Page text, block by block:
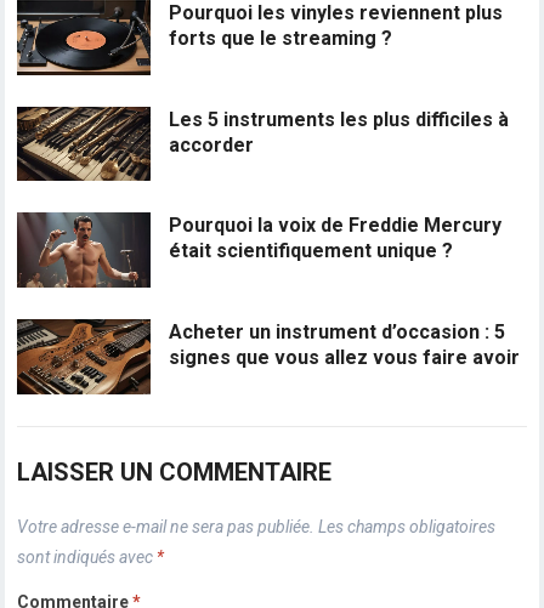
Pourquoi les vinyles reviennent plus
forts que le streaming ?
Les 5 instruments les plus difficiles à
accorder
Pourquoi la voix de Freddie Mercury
était scientifiquement unique ?
Acheter un instrument d’occasion : 5
signes que vous allez vous faire avoir
LAISSER UN COMMENTAIRE
Votre adresse e-mail ne sera pas publiée. Les champs obligatoires
sont indiqués avec *
Commentaire*